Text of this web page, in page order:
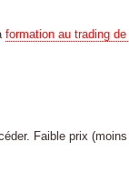
formation au trading de
Faible prix